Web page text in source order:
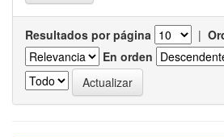
Resultados por página |
En orden